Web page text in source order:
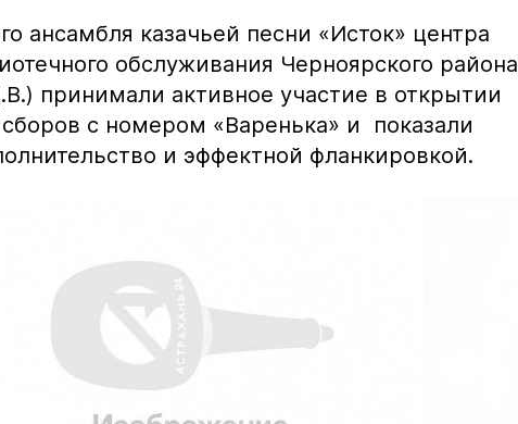
ансамбля казачьей песни «Исток» центра
обслуживания Черноярского района
принимали активное участие в открытии
с номером «Варенька» и показали
и эффектной фланкировкой.